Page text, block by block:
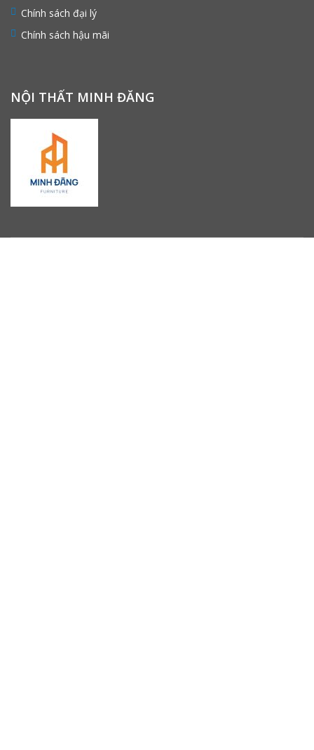
Chính sách đại lý
Chính sách hậu mãi
NỘI THẤT MINH ĐĂNG